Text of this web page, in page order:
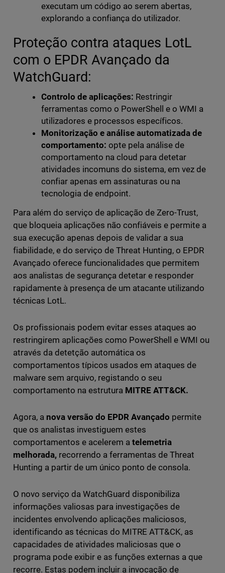
executam um código ao serem abertas,
explorando a confiança do utilizador.
Proteção contra ataques LotL
com o EPDR Avançado da
WatchGuard:
Controlo de aplicações: Restringir
ferramentas como o PowerShell e o WMI a
utilizadores e processos específicos.
Monitorização e análise automatizada de
comportamento: opte pela análise de
comportamento na cloud para detetar
atividades incomuns do sistema, em vez de
confiar apenas em assinaturas ou na
tecnologia de endpoint.
Para além do serviço de aplicação de Zero-Trust,
que bloqueia aplicações não confiáveis e permite a
sua execução apenas depois de validar a sua
fiabilidade, e do serviço de Threat Hunting, o EPDR
Avançado oferece funcionalidades que permitem
aos analistas de segurança detetar e responder
rapidamente à presença de um atacante utilizando
técnicas LotL.
Os profissionais podem evitar esses ataques ao
restringirem aplicações como PowerShell e WMI ou
através da detetção automática os
comportamentos típicos usados em ataques de
malware sem arquivo, registando o seu
comportamento na estrutura MITRE ATT&CK.
Agora, a nova versão do EPDR Avançado permite
que os analistas investiguem estes
comportamentos e acelerem a telemetria
melhorada, recorrendo a ferramentas de Threat
Hunting a partir de um único ponto de consola.
O novo serviço da WatchGuard disponibiliza
informações valiosas para investigações de
incidentes envolvendo aplicações maliciosos,
identificando as técnicas do MITRE ATT&CK, as
capacidades de atividades maliciosas que o
programa pode exibir e as funções externas a que
recorre. Estas podem incluir a invocação de